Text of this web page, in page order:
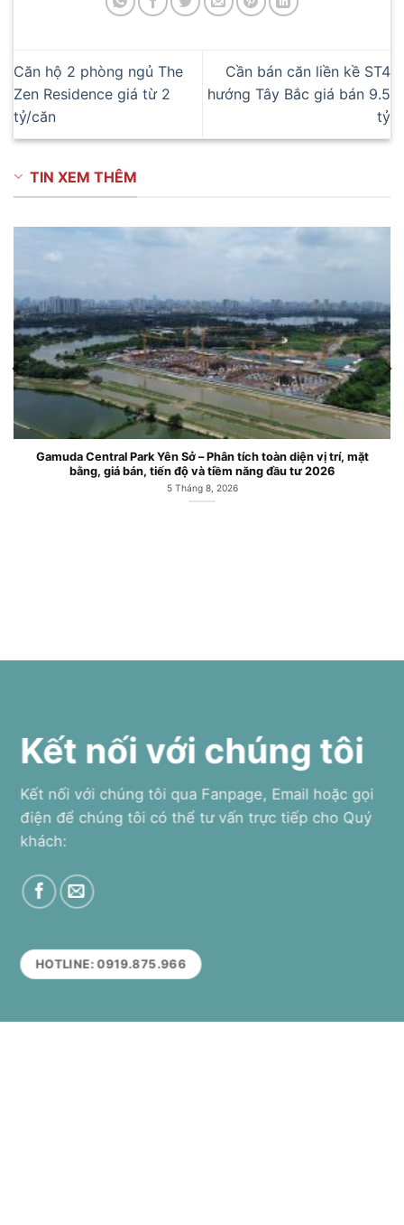
Căn hộ 2 phòng ngủ The
Zen Residence giá từ 2
tỷ/căn
Cần bán căn liền kề ST4
hướng Tây Bắc giá bán 9.5
tỷ
TIN XEM THÊM
Yên Sở – Phân tích toàn diện vị trí, mặt
tiến độ và tiềm năng đầu tư 2026
Căn hộ chung cư
Kết nối với chúng tôi
Kết nối với chúng tôi qua Fanpage, Email hoặc gọi
điện để chúng tôi có thể tư vấn trực tiếp cho Quý
khách:
HOTLINE: 0919.875.966